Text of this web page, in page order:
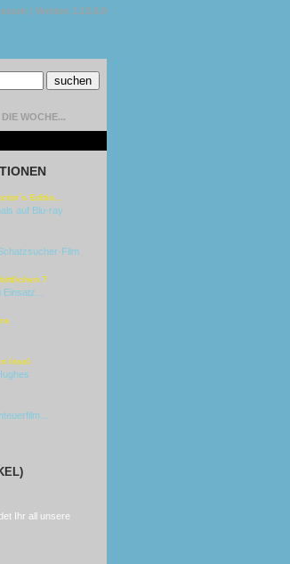
| Version 1.13.0.9
DIE WOCHE...
Editio...
auf Blu-ray
Film
7
Insel
Ihr all unsere